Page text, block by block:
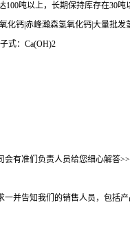
100吨以上，长期保持库存在30
化钙|赤峰瀚森氢氧化钙|大量批发
式：Ca(OH)2
会有准们负责人员给您细心解答>>
一并告知我们的销售人员，包括